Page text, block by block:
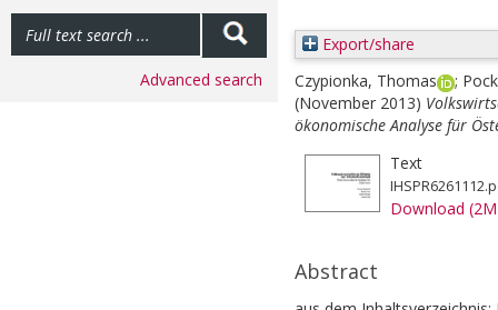
Advanced search
Export/share
Czypionka, Thomas
;
(November 2013)
ökonomische Analyse für
Text
Download
Abstract